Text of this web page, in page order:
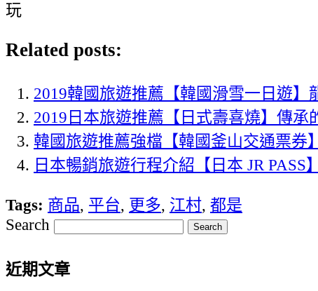
玩
Related posts:
2019韓國旅遊推薦【韓國滑雪一日遊
2019日本旅遊推薦【日式壽喜燒】傳
韓國旅遊推薦強檔【韓國釜山交通票券
日本暢銷旅遊行程介紹【日本 JR
Tags: 商品, 平台, 更多, 江村, 都是
Search
近期文章